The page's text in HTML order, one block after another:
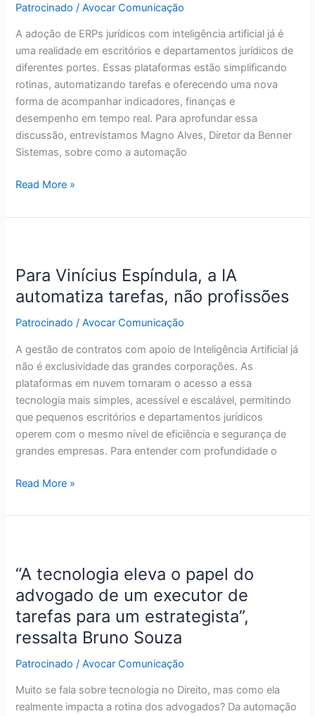
Patrocinado /Avocar Comunicação
A adoção de ERPs jurídicos com inteligência artificial já é
uma realidade em escritórios e departamentos jurídicos de
diferentes portes. Essas plataformas estão simplificando
rotinas, automatizando tarefas e oferecendo uma nova
forma de acompanhar indicadores, finanças e
desempenho em tempo real. Para aprofundar essa
discussão, entrevistamos Magno Alves, Diretor da Benner
Sistemas, sobre como a automação
jurídicos
com
Read More »
Para Vinícius Espíndula, a IA
automatiza tarefas, não profissões
Patrocinado /Avocar Comunicação
A gestão de contratos com apoio de Inteligência Artificial já
não é exclusividade das grandes corporações. As
plataformas em nuvem tornaram o acesso a essa
tecnologia mais simples, acessível e escalável, permitindo
que pequenos escritórios e departamentos jurídicos
operem com o mesmo nível de eficiência e segurança de
grandes empresas. Para entender com profundidade o
Espíndula,
a
automatiza
não
Read More »
“A tecnologia eleva o papel do
advogado de um executor de
tarefas para um estrategista”,
ressalta Bruno Souza
Patrocinado /Avocar Comunicação
Muito se fala sobre tecnologia no Direito, mas como ela
realmente impacta a rotina dos advogados? Da automação
eleva
o
do
advogado
de
executor
de